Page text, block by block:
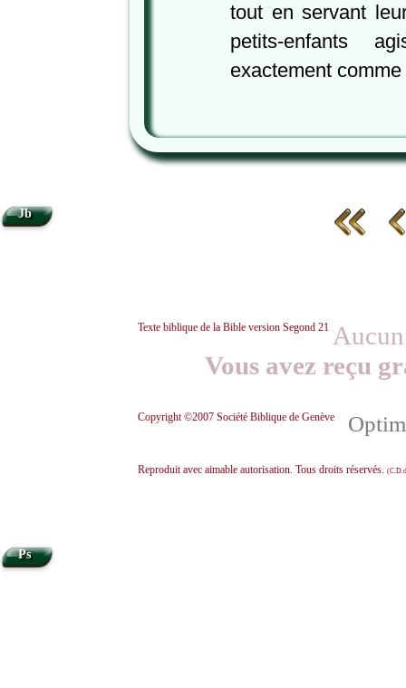
tout en servant
petits-enfants
exactement
Texte biblique de la Bible version Segond 21
Vous avez reçu
Copyright ©2007 Société Biblique de Genève
Reproduit avec aimable autorisation. Tous droits réservés.
Jb
Ps